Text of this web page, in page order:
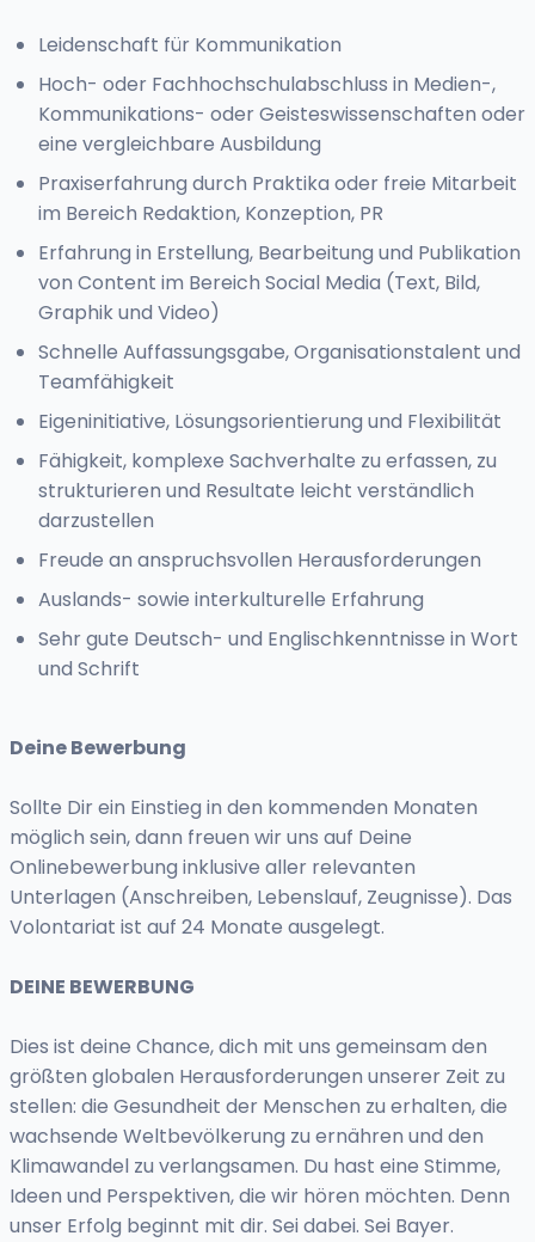
Leidenschaft für Kommunikation
Hoch- oder Fachhochschulabschluss in Medien-,
Kommunikations- oder Geisteswissenschaften oder
eine vergleichbare Ausbildung
Praxiserfahrung durch Praktika oder freie Mitarbeit
im Bereich Redaktion, Konzeption, PR
Erfahrung in Erstellung, Bearbeitung und Publikation
von Content im Bereich Social Media (Text, Bild,
Graphik und Video)
Schnelle Auffassungsgabe, Organisationstalent und
Teamfähigkeit
Eigeninitiative, Lösungsorientierung und Flexibilität
Fähigkeit, komplexe Sachverhalte zu erfassen, zu
strukturieren und Resultate leicht verständlich
darzustellen
Freude an anspruchsvollen Herausforderungen
Auslands- sowie interkulturelle Erfahrung
Sehr gute Deutsch- und Englischkenntnisse in Wort
und Schrift
Deine Bewerbung
Sollte Dir ein Einstieg in den kommenden Monaten
möglich sein, dann freuen wir uns auf Deine
Onlinebewerbung inklusive aller relevanten
Unterlagen (Anschreiben, Lebenslauf, Zeugnisse). Das
Volontariat ist auf 24 Monate ausgelegt.
DEINE BEWERBUNG
Dies ist deine Chance, dich mit uns gemeinsam den
größten globalen Herausforderungen unserer Zeit zu
stellen: die Gesundheit der Menschen zu erhalten, die
wachsende Weltbevölkerung zu ernähren und den
Klimawandel zu verlangsamen. Du hast eine Stimme,
Ideen und Perspektiven, die wir hören möchten. Denn
unser Erfolg beginnt mit dir. Sei dabei. Sei Bayer.